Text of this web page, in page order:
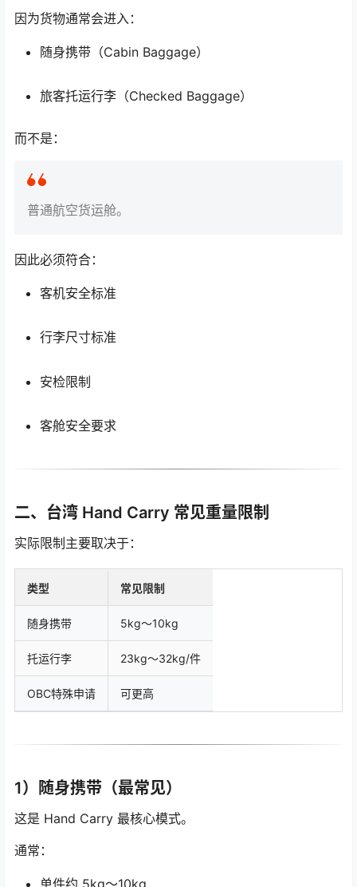
因为货物通常会进入：
随身携带（Cabin Baggage）
旅客托运行李（Checked Baggage）
而不是：
普通航空货运舱。
因此必须符合：
客机安全标准
行李尺寸标准
安检限制
客舱安全要求
二、台湾 Hand Carry 常见重量限制
实际限制主要取决于：
类型 常见限制
随身携带 5kg～10kg
托运行李 23kg～32kg/件
OBC特殊申请 可更高
1）随身携带（最常见）
这是 Hand Carry 最核心模式。
通常：
单件约 5kg～10kg